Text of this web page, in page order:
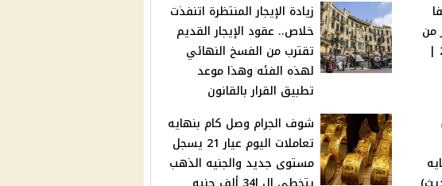
من
كأس العالم للأندية 2025 |
زيادة الإيجار المنتظرة اتنفذت
خلاص.. عقود الإيجار القديم
تقترب من الفسخ النهائي
لهذه الفئه وهذا موعد
تطبيق القرار بالقانون
شوف الجرام وصل كام بنهايه
تعاملات اليوم عيار 21 يسجل
مستوى جديد والجنيه الذهب